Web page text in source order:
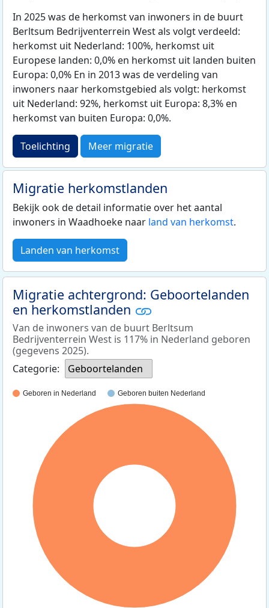
In 2025 was de herkomst van inwoners in de buurt
Berltsum Bedrijventerrein West als volgt verdeeld:
herkomst uit Nederland: 100%, herkomst uit
Europese landen: 0,0% en herkomst uit landen buiten
Europa: 0,0% En in 2013 was de verdeling van
inwoners naar herkomstgebied als volgt: herkomst
uit Nederland: 92%, herkomst uit Europa: 8,3% en
herkomst van buiten Europa: 0,0%.
Toelichting Meer migratie
Migratie herkomstlanden
Bekijk ook de detail informatie over het aantal
inwoners in Waadhoeke naar land van herkomst.
Landen van herkomst
Migratie achtergrond: Geboortelanden
en herkomstlanden
Van de inwoners van de buurt Berltsum
Bedrijventerrein West is 117% in Nederland geboren
(gegevens 2025).
Categorie:
Geboortelanden
Geboren in Nederland Geboren buiten Nederland